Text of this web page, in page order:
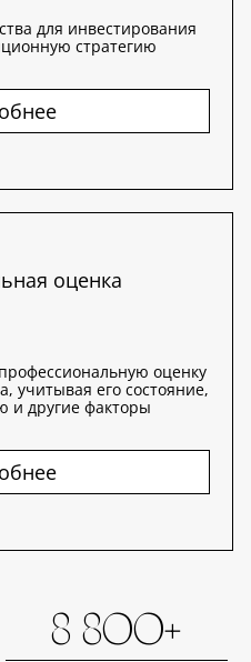
для инвестирования
стратегию
оценка
оценку
учитывая его состояние,
и другие факторы
8 800+